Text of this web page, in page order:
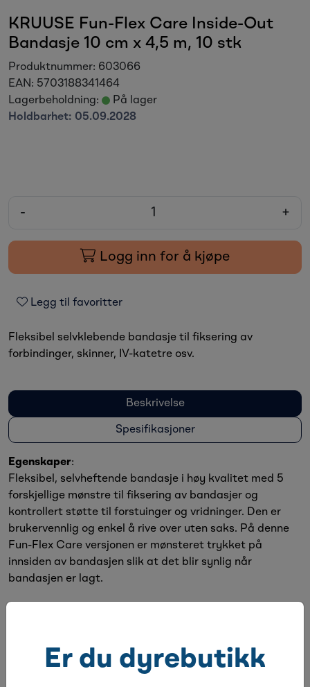
KRUUSE Fun-Flex Care Inside-Out
Bandasje 10 cm x 4,5 m, 10 stk
Produktnummer: 603066
EAN: 5703188341464
Lagerbeholdning:
På lager
Holdbarhet: 05.09.2028
- +
Logg inn for å kjøpe
Legg til favoritter
Fleksibel selvklebende bandasje til fiksering av
forbindinger, skinner, IV-katetre osv.
Beskrivelse
Spesifikasjoner
Egenskaper:
Fleksibel, selvheftende bandasje i høy kvalitet med 5
forskjellige mønstre til fiksering av bandasjer og
kontrollert støtte til forstuinger og vridninger. Den er
brukervennlig og enkel å rive over uten saks. På denne
Fun-Flex Care versjonen er mønsteret trykket på
innsiden av bandasjen slik at det blir synlig når
bandasjen er lagt.
Alternative produkter
Er du dyrebutikk